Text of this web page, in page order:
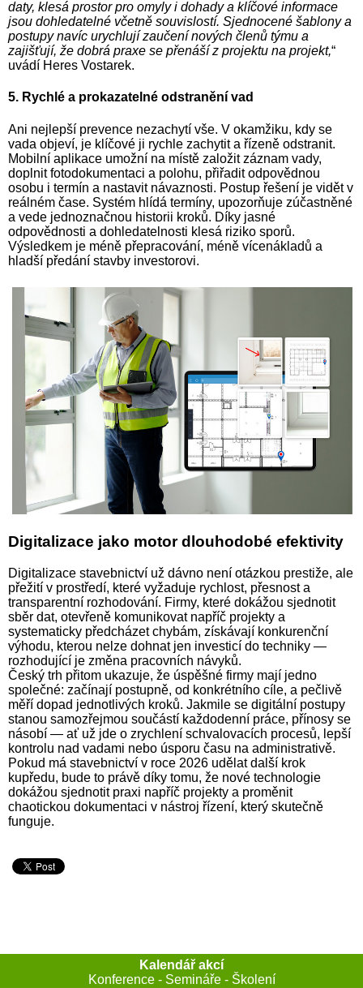
daty, klesá prostor pro omyly i dohady a klíčové informace
jsou dohledatelné včetně souvislostí. Sjednocené šablony a
postupy navíc urychlují zaučení nových členů týmu a
zajišťují, že dobrá praxe se přenáší z projektu na projekt,“
uvádí Heres Vostarek.
5. Rychlé a prokazatelné odstranění vad
Ani nejlepší prevence nezachytí vše. V okamžiku, kdy se
vada objeví, je klíčové ji rychle zachytit a řízeně odstranit.
Mobilní aplikace umožní na místě založit záznam vady,
doplnit fotodokumentaci a polohu, přiřadit odpovědnou
osobu i termín a nastavit návaznosti. Postup řešení je vidět v
reálném čase. Systém hlídá termíny, upozorňuje zúčastněné
a vede jednoznačnou historii kroků. Díky jasné
odpovědnosti a dohledatelnosti klesá riziko sporů.
Výsledkem je méně přepracování, méně vícenákladů a
hladší předání stavby investorovi.
Digitalizace jako motor dlouhodobé efektivity
Digitalizace stavebnictví už dávno není otázkou prestiže, ale
přežití v prostředí, které vyžaduje rychlost, přesnost a
transparentní rozhodování. Firmy, které dokážou sjednotit
sběr dat, otevřeně komunikovat napříč projekty a
systematicky předcházet chybám, získávají konkurenční
výhodu, kterou nelze dohnat jen investicí do techniky —
rozhodující je změna pracovních návyků.
Český trh přitom ukazuje, že úspěšné firmy mají jedno
společné: začínají postupně, od konkrétního cíle, a pečlivě
měří dopad jednotlivých kroků. Jakmile se digitální postupy
stanou samozřejmou součástí každodenní práce, přínosy se
násobí — ať už jde o zrychlení schvalovacích procesů, lepší
kontrolu nad vadami nebo úsporu času na administrativě.
Pokud má stavebnictví v roce 2026 udělat další krok
kupředu, bude to právě díky tomu, že nové technologie
dokážou sjednotit praxi napříč projekty a proměnit
chaotickou dokumentaci v nástroj řízení, který skutečně
funguje.
Kalendář akcí
Konference - Semináře - Školení